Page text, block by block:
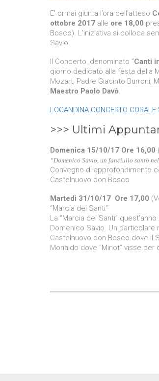
E’ ormai giunta l’ora dell’atteso
ottobre 2017 alle ore 18,00
Bosco). L’iniziativa si colloca
Savio.
Il Concerto, denominato “Canti
giorno dedicato alla festa della
Mozart, Padre Giacinto Burroni,
Maestro Paolo Davò.
LOCANDINA CONCERTO
>>> Ultimi
Domenica 15/10/17 Ore 16,00
“Domenico Savio, un fanciullo santo
Convegno di approfondimento
Castelnuovo don Bosco
Martedì 31/10/17 Ore 17,00
“Marcia dei Santi”
La “Marcia dei Santi”
Domenico Savio. Un particolare
Castelnuovo don Bosco dove il
Morialdo dove “Minot” visse per